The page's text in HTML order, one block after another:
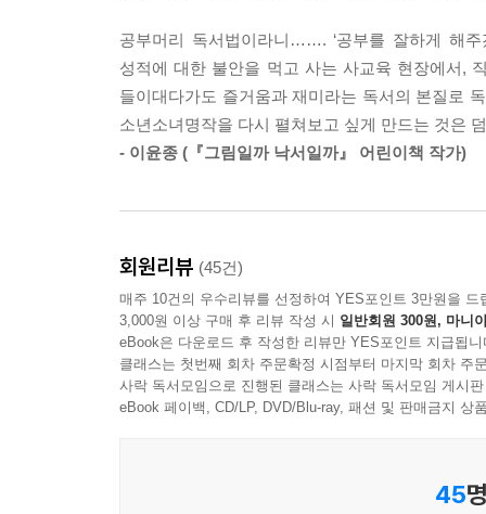
감사를 강요하는 말
“굶주리는 아이들이 얼마나 많은데”
자녀의 아픔을 무시하지 마세요
압박하는 말
큰 응원을 선물하되 작은 노력을 요구하세요
우리나라의 독서 지도 실패 사례는 대부분 유사
초등 저학년 때 가장 많이 읽고 초등 고학년이 되
습니다. 책을 읽는다고 앉아있지만 실제로는 훑
경우가 많습니다. 넷째, 독서 지도의 종착역이 학
--- p.176
돌아보면 아이에게 습관적으로 양보를 강요했던
니다. 그때까지만 해도 저는 제 아이에게 양보를
강요하는 건 좋지 않다는 그 쉬운 사실을 오랜 시
이 생긴 경우에는 어른이 공정 하게 중재하고 그
말해야 합니다.
“네가 원할 때 양보해.”
습니다. 무작정 양보를 가르칠 게 아니라 공정한
공부머리 독서법이라니……. ‘공부를 잘하게 해
성적에 대한 불안을 먹고 사는 사교육 현장에서,
들이대다가도 즐거움과 재미라는 독서의 본질로
소년소녀명작을 다시 펼쳐보고 싶게 만드는 것은
- 이윤종 (『그림일까 낙서일까』 어린이책 작가)
회원리뷰 (45건)
매주 10건의 우수리뷰를 선정하여 YES포인트 3만원을 드
3,000원 이상 구매 후 리뷰 작성 시 일반회원 300원, 마니
eBook은 다운로드 후 작성한 리뷰만 YES포인트 지급됩니
클래스는 첫번째 회차 주문확정 시점부터 마지막 회차 주
사락 독서모임으로 진행된 클래스는 사락 독서모임 게시
eBook 페이백, CD/LP, DVD/Blu-ray, 패션 및 판매금지 상
45